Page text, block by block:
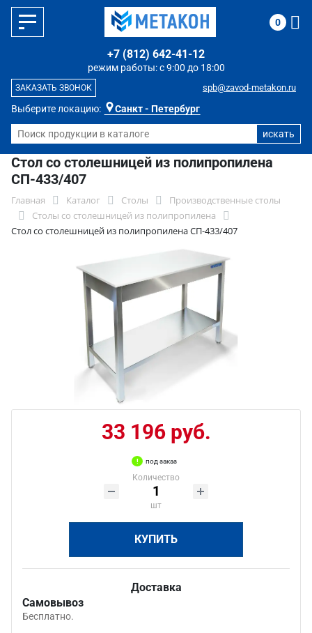
Выберите локацию: Санкт - Петербург
режим работы: с 9:00 до 18:00
+7 (812) 642-41-12
spb@zavod-metakon.ru
ЗАКАЗАТЬ ЗВОНОК
0
Стол со столешницей из полипропилена
СП-433/407
Главная Каталог Столы
Производственные столы
Столы со столешницей из полипропилена
Стол со столешницей из полипропилена СП-433/407
33 196 руб.
под заказ
Количество
шт
КУПИТЬ
Доставка
Самовывоз
Бесплатно.